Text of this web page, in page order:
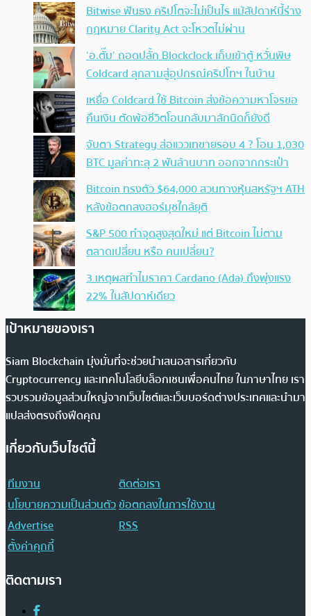
Bitwise ฟันธง คริปโตจะไม่เป็นไร แม้สัปดาห์นี้ร่าง
กฎหมาย Clarity Act จะโหวตไม่ผ่าน
‘อ.ตั๊ม’ ถอดปลั้ก Blockclock เก็บเข้าตู้ หวั่นพิษ
Coldcard ลุกลามสู่อุปกรณ์คริปโทฯ ในบ้าน
เหยื่อ Coldcard ใช้ Bitcoin ส่งข้อความหาโจรขอ
คืนเงิน ตัดพ้อชีวิตโอนกลับมาสักนิดก็ยังดี
จับตา Strategy ส่อแววเทขายรอบ 4 ? โอน 1,030
BTC มูลค่าทะลุ 2 พันล้านบาท ออกจากกระเป๋า
Bitcoin ทรงตัว $64,000 สวนทางหุ้นสหรัฐฯ ATH
หลังข้อตกลงฮอร์มุซใกล้ยุติ
S&P 500 ทำจุดสูงสุดใหม่ แต่ Bitcoin ไม่ตาม
ตลาดเปลี่ยน หรือ คนเปลี่ยน?
3 เหตุผลทำไมราคา Cardano (Ada) ถึงพุ่งแรง
22% ในสัปดาห์เดียว
เป้าหมายของเรา
Siam Blockchain มุ่งมั่นที่จะช่วยนำเสนอสารเกี่ยวกับ
Cryptocurrency และเทคโนโลยีบล็อกเชนเพื่อคนไทย ในภาษาไทย เรา
รวบรวมข้อมูลส่วนใหญ่จากเว็บไซต์และเว็บบอร์ดต่างประเทศและนำมา
แปลส่งตรงถึงฟีดคุณ
เกี่ยวกับเว็บไซต์นี้
ทีมงาน
ติดต่อเรา
นโยบายความเป็นส่วนตัวข้อตกลงในการใช้งาน
Advertise
RSS
ตั้งค่าคุกกี้
ติดตามเรา